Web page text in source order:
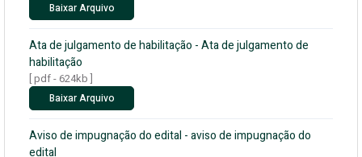
Baixar Arquivo
Ata de julgamento de habilitação - Ata de julgamento de
habilitação
[ pdf - 624kb ]
Baixar Arquivo
Aviso de impugnação do edital - aviso de impugnação do
edital